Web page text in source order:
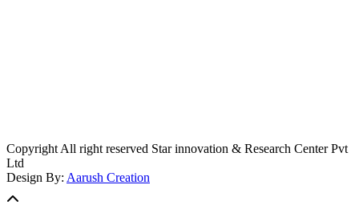
Copyright All right reserved Star innovation & Research Center Pvt
Ltd
Design By: Aarush Creation